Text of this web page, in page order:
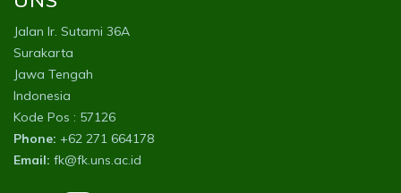
Jalan Ir. Sutami 36A
Surakarta
Jawa Tengah
Indonesia
Kode Pos : 57126
Phone: +62 271 664178
Email: fk@fk.uns.ac.id